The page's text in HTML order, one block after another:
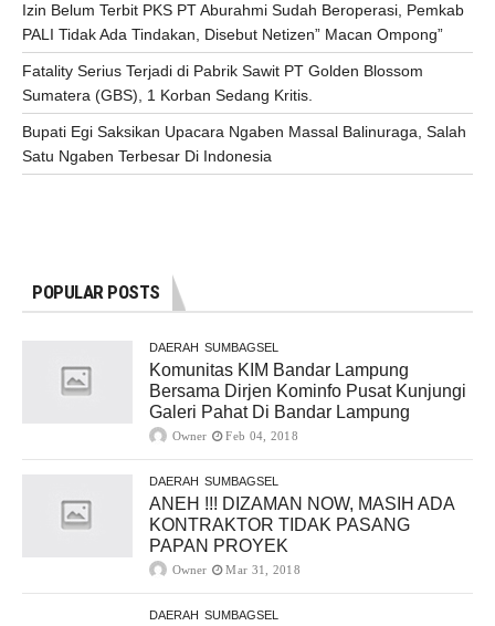
Izin Belum Terbit PKS PT Aburahmi Sudah Beroperasi, Pemkab
PALI Tidak Ada Tindakan, Disebut Netizen” Macan Ompong”
Fatality Serius Terjadi di Pabrik Sawit PT Golden Blossom
Sumatera (GBS), 1 Korban Sedang Kritis.
Bupati Egi Saksikan Upacara Ngaben Massal Balinuraga, Salah
Satu Ngaben Terbesar Di Indonesia
POPULAR POSTS
DAERAH SUMBAGSEL
Komunitas KIM Bandar Lampung
Bersama Dirjen Kominfo Pusat Kunjungi
Galeri Pahat Di Bandar Lampung
Owner Feb 04, 2018
DAERAH SUMBAGSEL
ANEH !!! DIZAMAN NOW, MASIH ADA
KONTRAKTOR TIDAK PASANG
PAPAN PROYEK
Owner Mar 31, 2018
DAERAH SUMBAGSEL